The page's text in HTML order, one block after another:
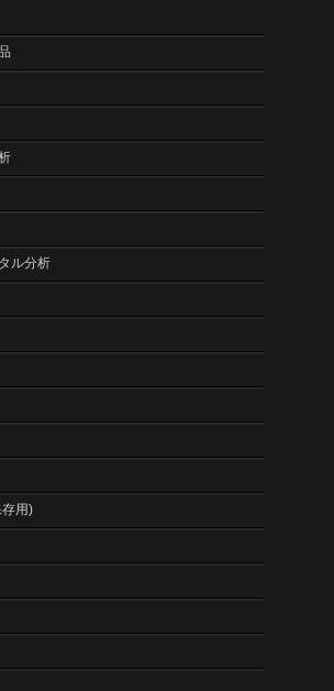
ル分析
用)